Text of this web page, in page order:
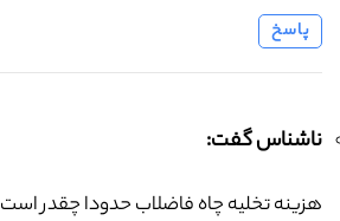
پاسخ
ناشناس گفت:
هزینه تخلیه چاه فاضلاب حدودا چقدر است